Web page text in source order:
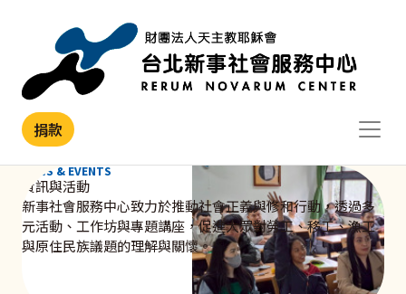
捐款
NEWS & EVENTS
資訊與活動
新事社會服務中心致力於推動社會正義與修和行動，透過多
元活動、工作坊與專題講座，促進大眾對勞工、移工、漁工
與原住民族議題的理解與關懷。